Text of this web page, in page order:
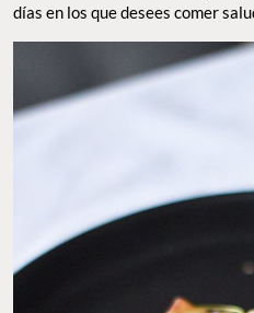
días en los que desees comer